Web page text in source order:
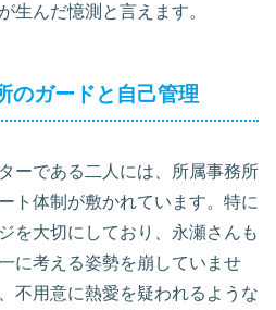
生んだ憶測と言えます。
のガードと自己管理
ーである二人には、所属事務所
ト体制が敷かれています。特に
を大切にしており、永瀬さんも
に考える姿勢を崩していませ
不用意に熱愛を疑われるような